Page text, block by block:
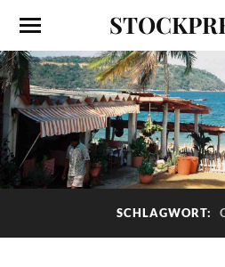
SCHLAGWORT: